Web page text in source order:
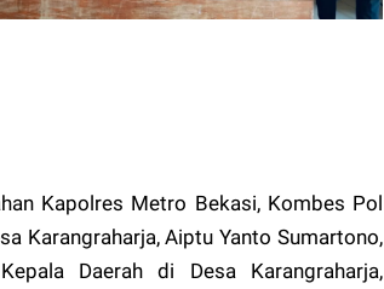
Kapolres Metro Bekasi, Kombes Pol
Karangraharja, Aiptu Yanto Sumartono,
Daerah di Desa Karangraharja,